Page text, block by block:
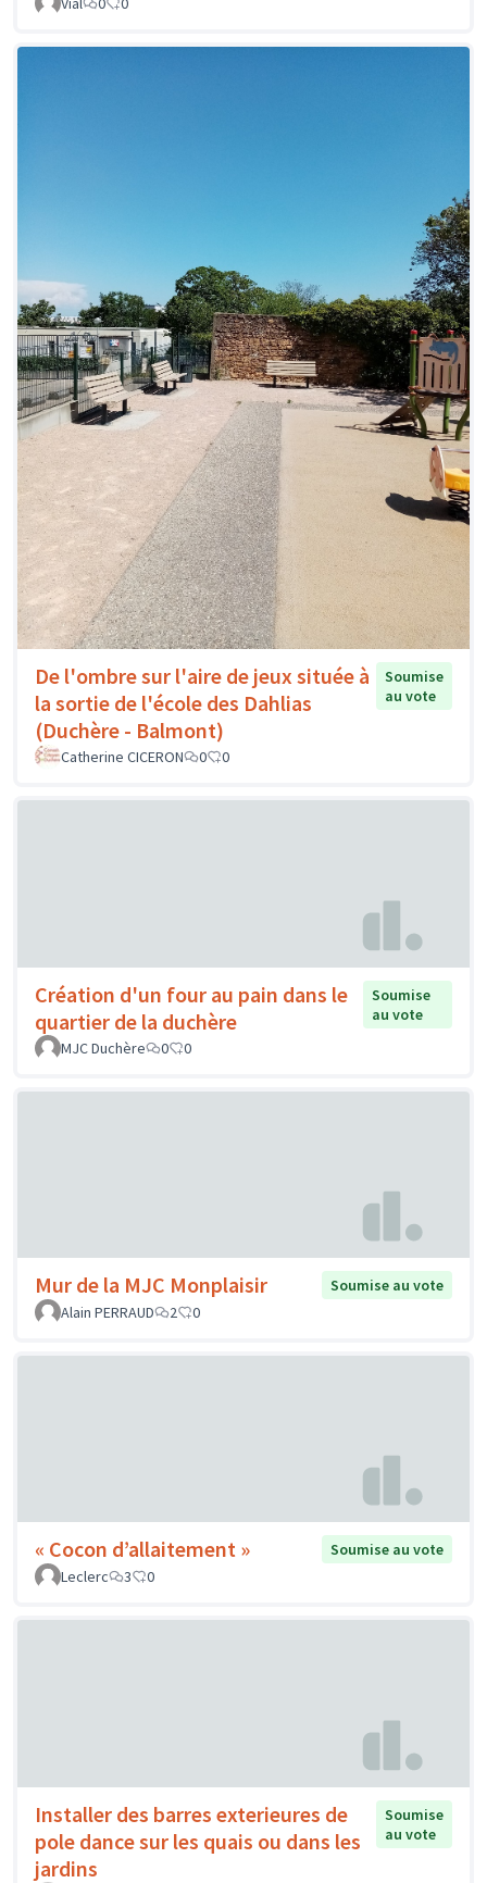
De l'ombre sur l'aire de jeux située à
la sortie de l'école des Dahlias
(Duchère - Balmont)
Soumise
au vote
Catherine CICERON 0 0
Création d'un four au pain dans le
quartier de la duchère
Soumise
au vote
MJC Duchère
0 0
Mur de la MJC Monplaisir
Soumise au vote
Alain PERRAUD
2 0
« Cocon d’allaitement »
Soumise au vote
Leclerc
3 0
Installer des barres exterieures de
pole dance sur les quais ou dans les
jardins
Soumise
au vote